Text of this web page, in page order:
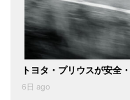
トヨタ・プリウスが安全
6日 ago